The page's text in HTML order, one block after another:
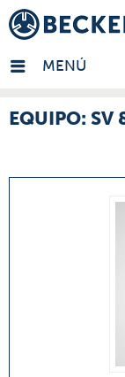
MENÚ
- ES
EQUIPO: SV